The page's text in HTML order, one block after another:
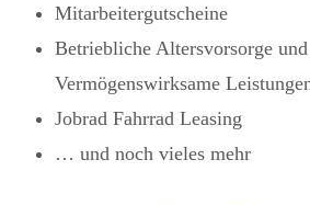
Mitarbeitergutscheine
Betriebliche Altersvorsorge und
Vermögenswirksame
Jobrad Fahrrad Leasing
… und noch vieles mehr